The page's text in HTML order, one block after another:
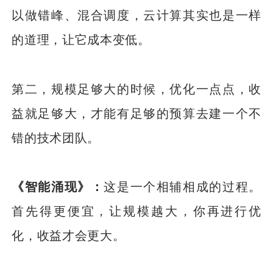
以做错峰、混合调度，云计算其实也是一样
的道理，让它成本变低。
第二，规模足够大的时候，优化一点点，收
益就足够大，才能有足够的预算去建一个不
错的技术团队。
《智能涌现》：这是一个相辅相成的过程。
首先得更便宜，让规模越大，你再进行优
化，收益才会更大。